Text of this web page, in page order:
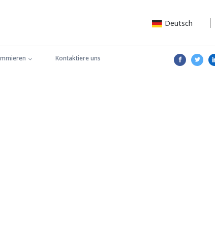
Deutsch
Kontaktiere uns